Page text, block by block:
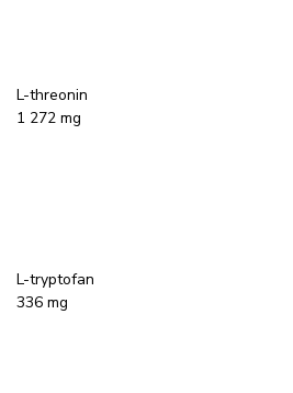
L-threonin
1 272 mg
L-tryptofan
336 mg